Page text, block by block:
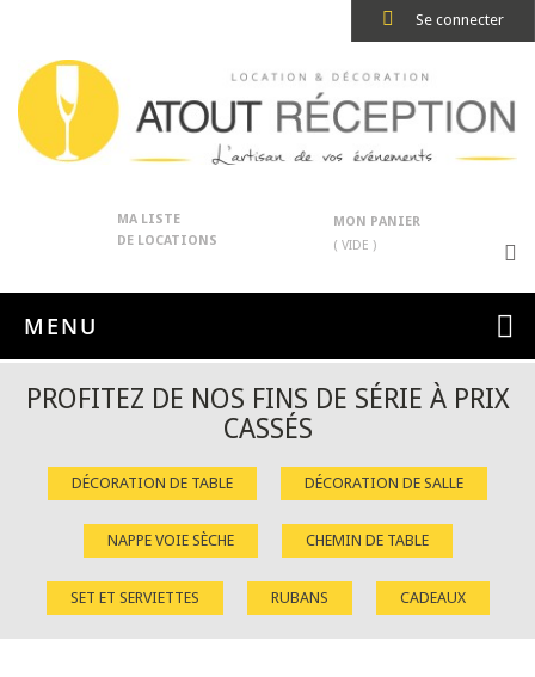
Se connecter
MA LISTE
DE LOCATIONS
MON PANIER
( VIDE )
MENU
PROFITEZ DE NOS FINS DE SÉRIE À PRIX
CASSÉS
DÉCORATION DE TABLE DÉCORATION DE SALLE
NAPPE VOIE SÈCHE CHEMIN DE TABLE
SET ET SERVIETTES RUBANS CADEAUX